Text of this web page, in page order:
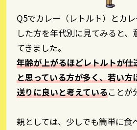
Q5でカレー（レトルト）とカ
した方を年代別に見てみると、
てきました。
年齢が上がるほどレトルトが仕
と思っている方が多く、若い方
送りに良いと考えていることが
親としては、少しでも簡単に食